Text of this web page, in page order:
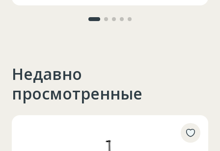
Circumferinta bazinului 89-92
Недавно
просмотренные